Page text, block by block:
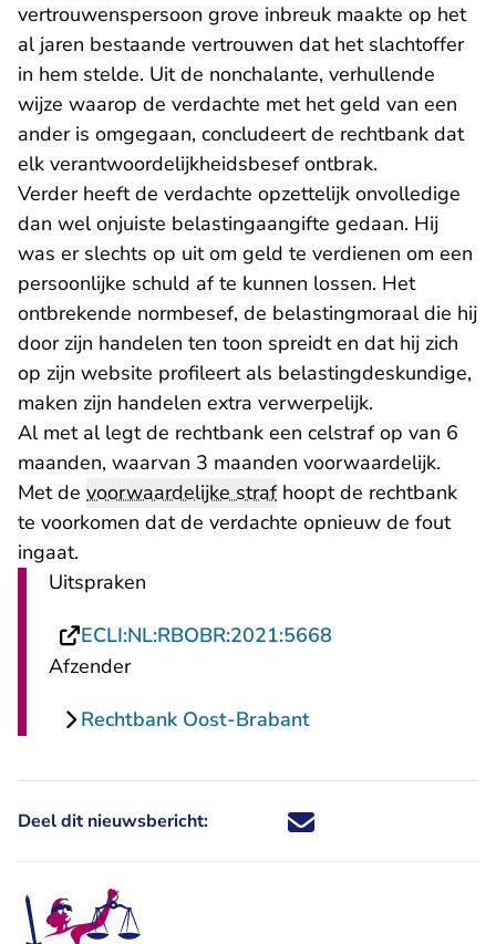
vertrouwenspersoon grove inbreuk maakte op het
al jaren bestaande vertrouwen dat het slachtoffer
in hem stelde. Uit de nonchalante, verhullende
wijze waarop de verdachte met het geld van een
ander is omgegaan, concludeert de rechtbank dat
elk verantwoordelijkheidsbesef ontbrak.
Verder heeft de verdachte opzettelijk onvolledige
dan wel onjuiste belastingaangifte gedaan. Hij
was er slechts op uit om geld te verdienen om een
persoonlijke schuld af te kunnen lossen. Het
ontbrekende normbesef, de belastingmoraal die hij
door zijn handelen ten toon spreidt en dat hij zich
op zijn website profileert als belastingdeskundige,
maken zijn handelen extra verwerpelijk.
Al met al legt de rechtbank een celstraf op van 6
maanden, waarvan 3 maanden voorwaardelijk.
Met de voorwaardelijke strafhoopt de rechtbank
te voorkomen dat de verdachte opnieuw de fout
ingaat.
Uitspraken
ECLI:NL:RBOBR:2021:5668
Afzender
Rechtbank Oost-Brabant
Deel dit nieuwsbericht: Deel dit nieuwsbericht via X -
Deel dit nieuwsbericht via
Deel dit nieuwsbericht
Deel dit